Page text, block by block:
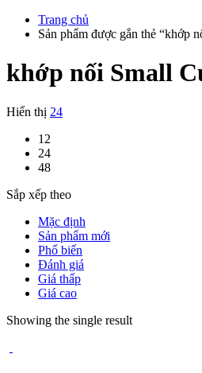
Trang chủ
Sản phẩm được gắn thẻ “khớp
khớp nối Small
Hiển thị 24
12
24
48
Sắp xếp theo
Mặc định
Sản phẩm mới
Phổ biến
Đánh giá
Giá thấp
Giá cao
Showing the single result